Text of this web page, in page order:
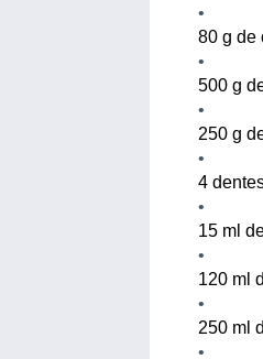
80 g de
500 g
250 g
4
15 ml
120 ml
250 ml